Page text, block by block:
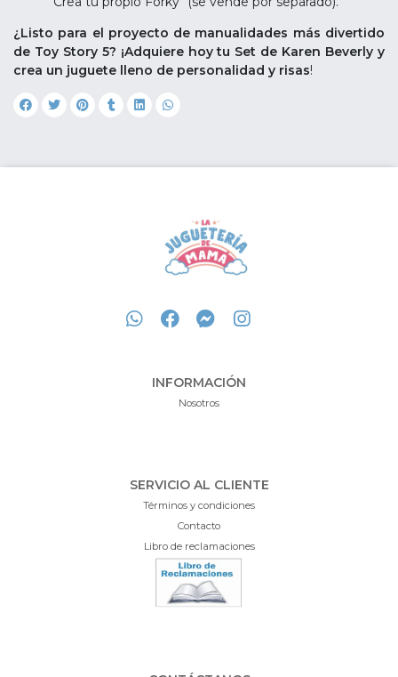
¿Listo para el proyecto de manualidades más divertido
de Toy Story 5? ¡Adquiere hoy tu Set de Karen Beverly y
crea un juguete lleno de personalidad y risas!
INFORMACIÓN
Nosotros
SERVICIO AL CLIENTE
Términos y condiciones
Contacto
Libro de reclamaciones